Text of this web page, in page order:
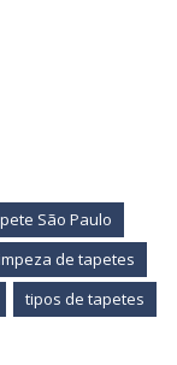
São Paulo
de tapetes
tipos de tapetes